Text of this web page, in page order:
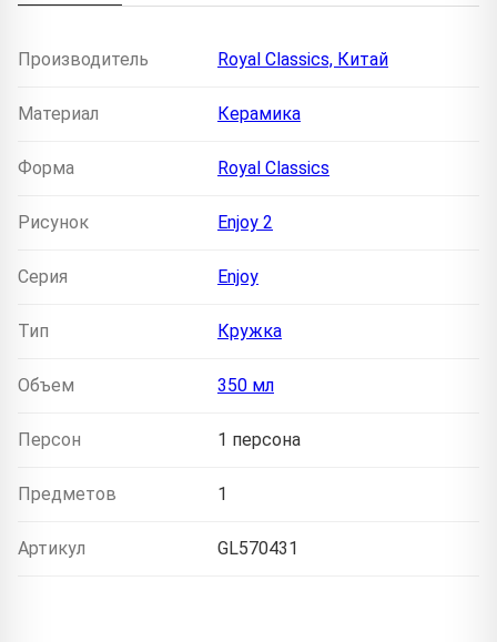
Производитель Royal Classics, Китай
Материал Керамика
Форма Royal Classics
Рисунок Enjoy 2
Серия Enjoy
Тип Кружка
Объем 350 мл
Персон 1 персона
Предметов 1
Артикул GL570431